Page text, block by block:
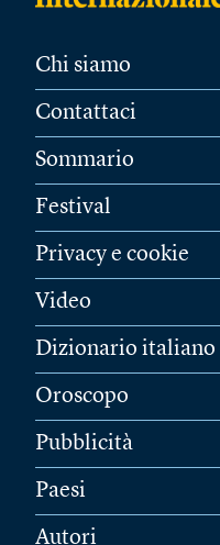
Chi siamo
Contattaci
Sommario
Festival
Privacy e cookie
Video
Dizionario italiano
Oroscopo
Pubblicità
Paesi
Autori